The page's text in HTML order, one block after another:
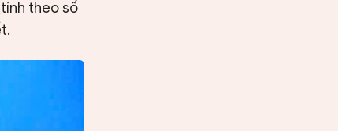
theo số